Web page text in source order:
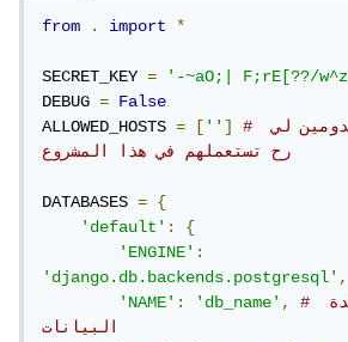
from . import *
SECRET_KEY = '-~aO;| F;rE[??/
DEBUG =
False
ALLOWED_HOSTS = ['']
# الأيبي والدومين لي
رح تستعملهم في هذا المشروع
DATABASES =
{
'default':
{
'ENGINE':
'django.db.backends.postgresql',
'NAME': 'db_name',
# إسم قاعدة